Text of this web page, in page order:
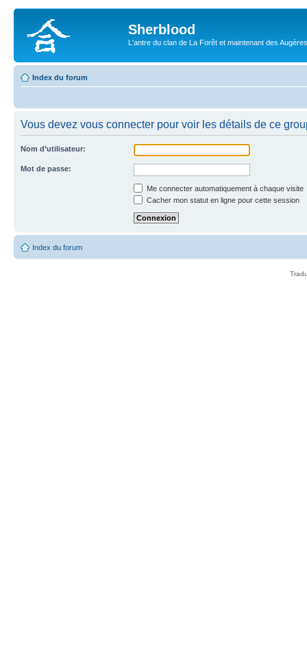
Sherblood
L'antre du clan de La Forêt et maintenant des
Index du forum
Vous devez vous connecter pour voir les détails de ce
Nom d’utilisateur:
Mot de passe:
Me connecter automatiquement à chaque visite
Cacher mon statut en ligne pour cette session
Index du forum